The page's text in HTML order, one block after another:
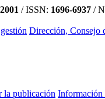
/ ISSN: 1696-6937 /
Dirección, Consejo
la publicación Información